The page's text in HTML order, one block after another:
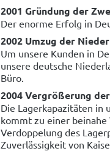
2001 Gründung der
Der enorme Erfolg in
2002 Umzug der
Um unsere Kunden in
unsere deutsche
Büro.
2004 Vergrößerung
Die Lagerkapazitäten in
kommt zu einer
Verdoppelung des
Zuverlässigkeit von